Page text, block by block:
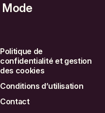
Mode
Politique de
confidentialité et gestion
des cookies
Conditions d’utilisation
Contact